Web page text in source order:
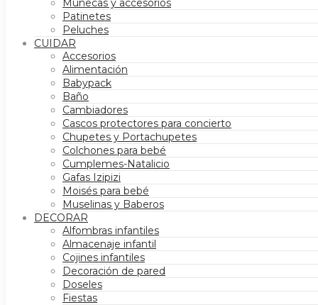
Muñecas y accesorios
Patinetes
Peluches
CUIDAR
Accesorios
Alimentación
Babypack
Baño
Cambiadores
Cascos protectores para concierto
Chupetes y Portachupetes
Colchones para bebé
Cumplemes-Natalicio
Gafas Izipizi
Moisés para bebé
Muselinas y Baberos
DECORAR
Alfombras infantiles
Almacenaje infantil
Cojines infantiles
Decoración de pared
Doseles
Fiestas